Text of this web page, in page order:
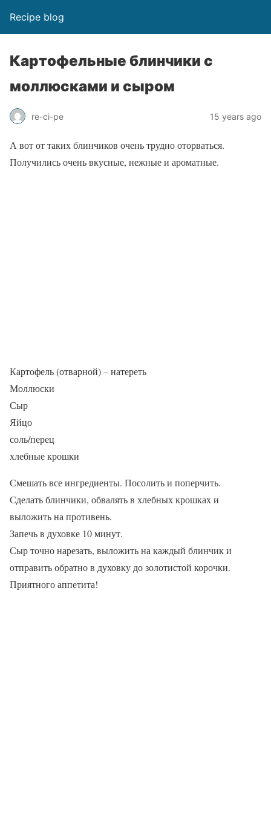
Recipe blog
Картофельные блинчики с
моллюсками и сыром
re-ci-pe 15 years ago
А вот от таких блинчиков очень трудно оторваться.
Получились очень вкусные, нежные и ароматные.
Картофель (отварной) – натереть
Моллюски
Сыр
Яйцо
соль/перец
хлебные крошки
Смешать все ингредиенты. Посолить и поперчить.
Сделать блинчики, обвалять в хлебных крошках и
выложить на противень.
Запечь в духовке 10 минут.
Сыр точно нарезать, выложить на каждый блинчик и
отправить обратно в духовку до золотистой корочки.
Приятного аппетита!